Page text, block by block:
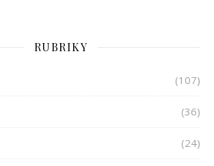
RUBRIKY
(107)
(36)
(24)